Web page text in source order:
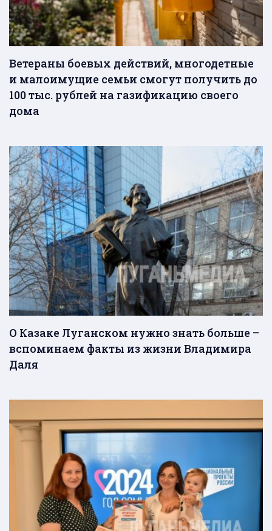
Ветераны боевых действий, многодетные
и малоимущие семьи смогут получить до
100 тыс. рублей на газификацию своего
дома
О Казаке Луганском нужно знать больше –
вспоминаем факты из жизни Владимира
Даля